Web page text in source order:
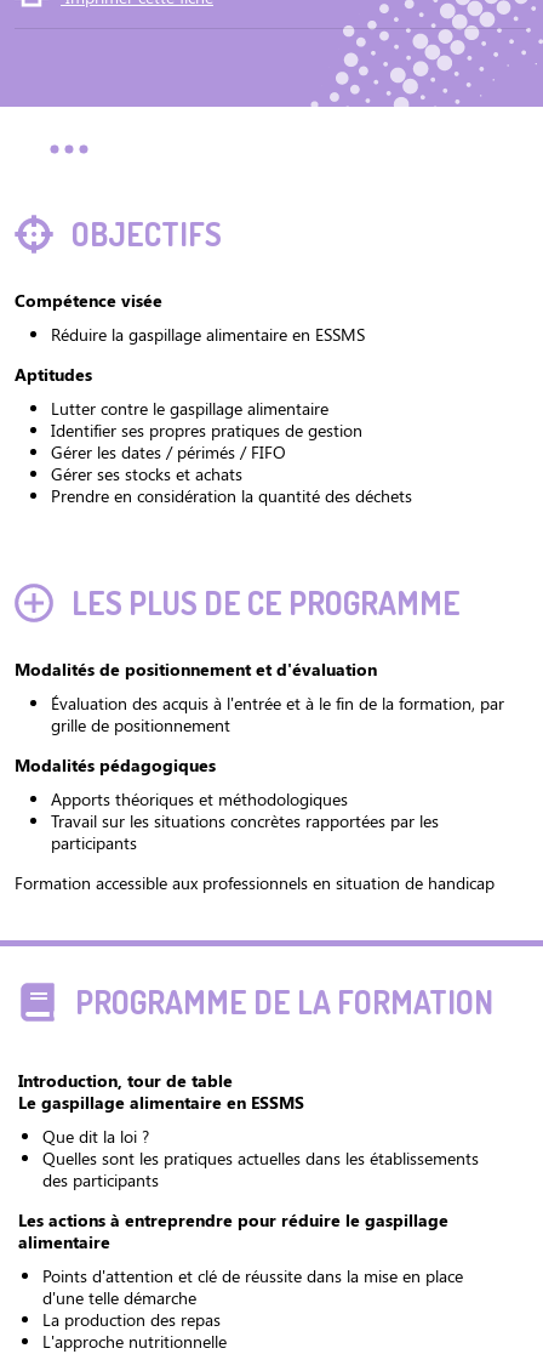
OBJECTIFS
Compétence visée
Réduire la gaspillage alimentaire en ESSMS
Aptitudes
Lutter contre le gaspillage alimentaire
Identifier ses propres pratiques de gestion
Gérer les dates / périmés / FIFO
Gérer ses stocks et achats
Prendre en considération la quantité des déchets
LES PLUS DE CE PROGRAMME
Modalités de positionnement et d'évaluation
Évaluation des acquis à l'entrée et à le fin de la formation, par
grille de positionnement
Modalités pédagogiques
Apports théoriques et méthodologiques
Travail sur les situations concrètes rapportées par les
participants
Formation accessible aux professionnels en situation de handicap
PROGRAMME DE LA FORMATION
Introduction, tour de table
Le gaspillage alimentaire en ESSMS
Que dit la loi ?
Quelles sont les pratiques actuelles dans les établissements
des participants
Les actions à entreprendre pour réduire le gaspillage
alimentaire
Points d'attention et clé de réussite dans la mise en place
d'une telle démarche
La production des repas
L'approche nutritionnelle